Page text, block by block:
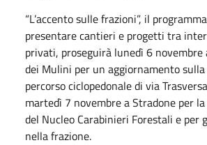
“L’accento sulle frazioni”, il
presentare cantieri e progetti tra
privati, proseguirà lunedì 6
dei Mulini per un aggiornamento
percorso ciclopedonale di via
martedì 7 novembre a Stradone per
del Nucleo Carabinieri Forestali e per
nella frazione.